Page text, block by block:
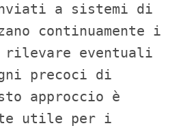
a sistemi di
continuamente i
rilevare eventuali
precoci di
approccio è
utile per i